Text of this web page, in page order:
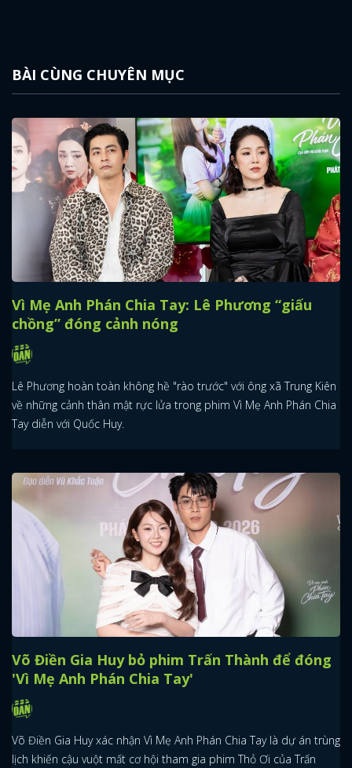
BÀI CÙNG CHUYÊN MỤC
Vì Mẹ Anh Phán Chia Tay: Lê Phương “giấu
chồng” đóng cảnh nóng
Lê Phương hoàn toàn không hề "rào trước" với ông xã Trung Kiên
về những cảnh thân mật rực lửa trong phim Vì Mẹ Anh Phán Chia
Tay diễn với Quốc Huy.
Võ Điền Gia Huy bỏ phim Trấn Thành để đóng
'Vì Mẹ Anh Phán Chia Tay'
Võ Điền Gia Huy xác nhận Vì Mẹ Anh Phán Chia Tay là dự án trùng
lịch khiến cậu vuột mất cơ hội tham gia phim Thỏ Ơi của Trấn